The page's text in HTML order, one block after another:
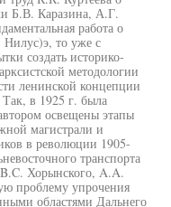
Б.В. Каразина, А.Г.
работа о
то уже с
создать историко-
методологии
ленинской концепции
в 1925 г. была
освещены этапы
магистрали и
в революции 1905-
транспорта
Хорынского, A.A.
проблему упрочения
областями Дальнего